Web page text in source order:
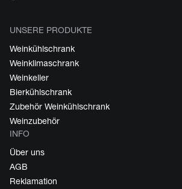
UNSERE PRODUKTE
Weinkühlschrank
Weinklimaschrank
Weinkeller
Bierkühlschrank
Zubehör Weinkühlschrank
Weinzubehör
INFO
Über uns
AGB
Reklamation